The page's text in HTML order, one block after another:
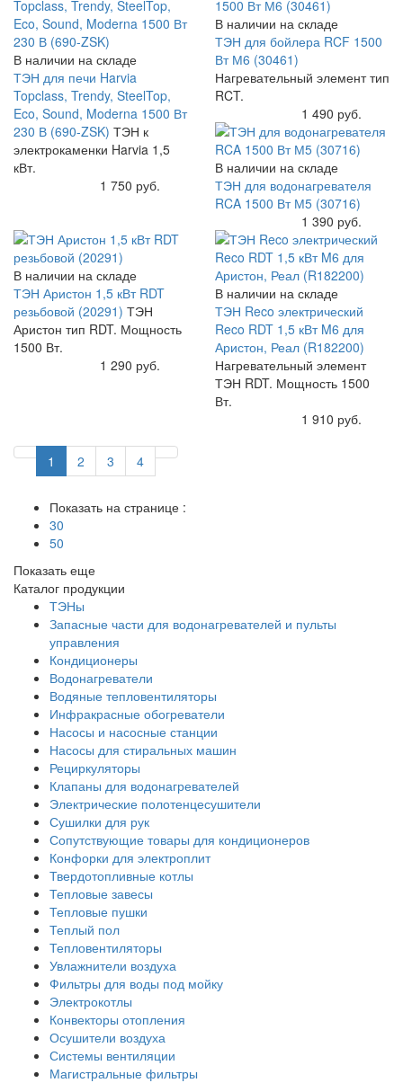
В наличии на складе
ТЭН для печи Harvia
Topclass, Trendy, SteelTop,
Eco, Sound, Moderna 1500 Вт
230 В (690-ZSK) ТЭН к
электрокаменки Harvia 1,5
кВт.
1 750 руб.
В наличии на складе
ТЭН для бойлера RCF 1500
Вт М6 (30461)
Нагревательный элемент тип
RCT.
1 490 руб.
В наличии на складе
ТЭН для водонагревателя
RCA 1500 Вт М5 (30716)
1 390 руб.
В наличии на складе
ТЭН Аристон 1,5 кВт RDT
резьбовой (20291) ТЭН
Аристон тип RDT. Мощность
1500 Вт.
1 290 руб.
В наличии на складе
ТЭН Reco электрический
Reco RDT 1,5 кВт M6 для
Аристон, Реал (R182200)
Нагревательный элемент
ТЭН RDT. Мощность 1500
Вт.
1 910 руб.
1 2 3 4
Показать на странице :
30
50
Показать еще
Каталог продукции
ТЭНы
Запасные части для водонагревателей и пульты
управления
Кондиционеры
Водонагреватели
Водяные тепловентиляторы
Инфракрасные обогреватели
Насосы и насосные станции
Насосы для стиральных машин
Рециркуляторы
Клапаны для водонагревателей
Электрические полотенцесушители
Сушилки для рук
Сопутствующие товары для кондиционеров
Конфорки для электроплит
Твердотопливные котлы
Тепловые завесы
Тепловые пушки
Теплый пол
Тепловентиляторы
Увлажнители воздуха
Фильтры для воды под мойку
Электрокотлы
Конвекторы отопления
Осушители воздуха
Системы вентиляции
Магистральные фильтры